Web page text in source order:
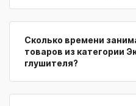
Сколько времени
товаров из категории
глушителя?